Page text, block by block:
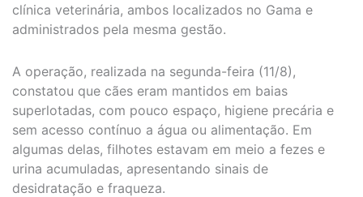
clínica veterinária, ambos localizados no Gama e
administrados pela mesma gestão.
A operação, realizada na segunda-feira (11/8),
constatou que cães eram mantidos em baias
superlotadas, com pouco espaço, higiene precária e
sem acesso contínuo a água ou alimentação. Em
algumas delas, filhotes estavam em meio a fezes e
urina acumuladas, apresentando sinais de
desidratação e fraqueza.